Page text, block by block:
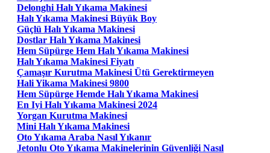
Delonghi Halı Yıkama Makinesi
Halı Yıkama Makinesi Büyük Boy
Güçlü Halı Yıkama Makinesi
Dostlar Halı Yıkama Makinesi
Hem Süpürge Hem Halı Yıkama Makinesi
Halı Yıkama Makinesi Fiyatı
Çamaşır Kurutma Makinesi Ütü Gerektirmeyen
Hali Yikama Makinesi 9800
Hem Süpürge Hemde Halı Yıkama Makinesi
En Iyi Halı Yıkama Makinesi 2024
Yorgan Kurutma Makinesi
Mini Halı Yıkama Makinesi
Oto Yıkama Araba Nasıl Yıkanır
Jetonlu Oto Yıkama Makinelerinin Güvenliği Nasıl